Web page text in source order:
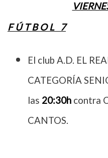
F Ú T B O L 7
El club A.D. EL
CATEGORÍA
las 20:30h contra
CANTOS.